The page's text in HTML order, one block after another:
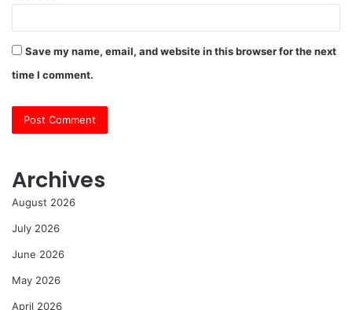
Save my name, email, and website in this browser for the next
time I comment.
Archives
August 2026
July 2026
June 2026
May 2026
April 2026